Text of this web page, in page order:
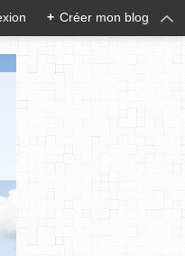
+ Créer mon blog